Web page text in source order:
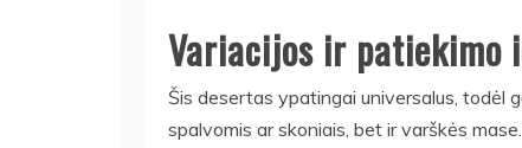
Variacijos ir patiekimo
Šis desertas ypatingai universalus, todėl
spalvomis ar skoniais, bet ir varškės